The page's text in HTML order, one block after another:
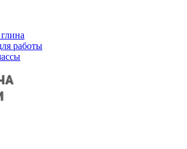
работы